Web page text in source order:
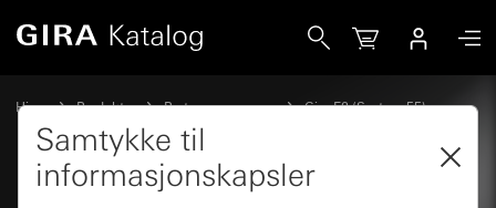
Hjem Produkter Bryterprogrammer
Gira E2 (System 55)
Dekkramme Gira E2 for flat innbygging
Samtykke til
informasjonskapsler